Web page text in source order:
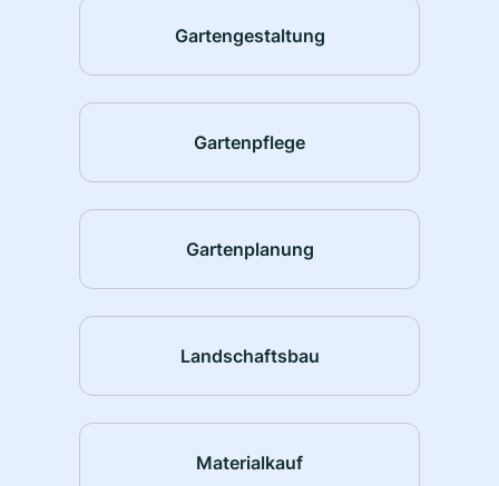
Gartengestaltung
Gartenpflege
Gartenplanung
Landschaftsbau
Materialkauf